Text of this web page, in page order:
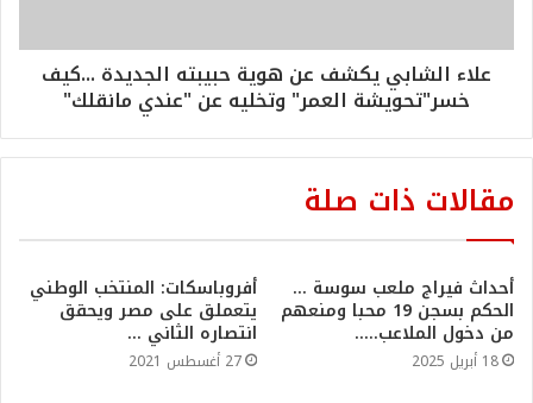
علاء الشابي يكشف عن هوية حبيبته الجديدة ...كيف
خسر"تحويشة العمر" وتخليه عن "عندي مانقلك"
مقالات ذات صلة
أحداث فيراج ملعب سوسة …
الحكم بسجن 19 محبا ومنعهم
من دخول الملاعب…..
18 أبريل 2025
أفروباسكات: المنتخب الوطني
يتعملق على مصر ويحقق
انتصاره الثاني …
27 أغسطس 2021